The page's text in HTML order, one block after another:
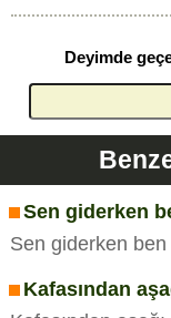
Deyimde
Sen giderken
Sen giderken
Kafasından